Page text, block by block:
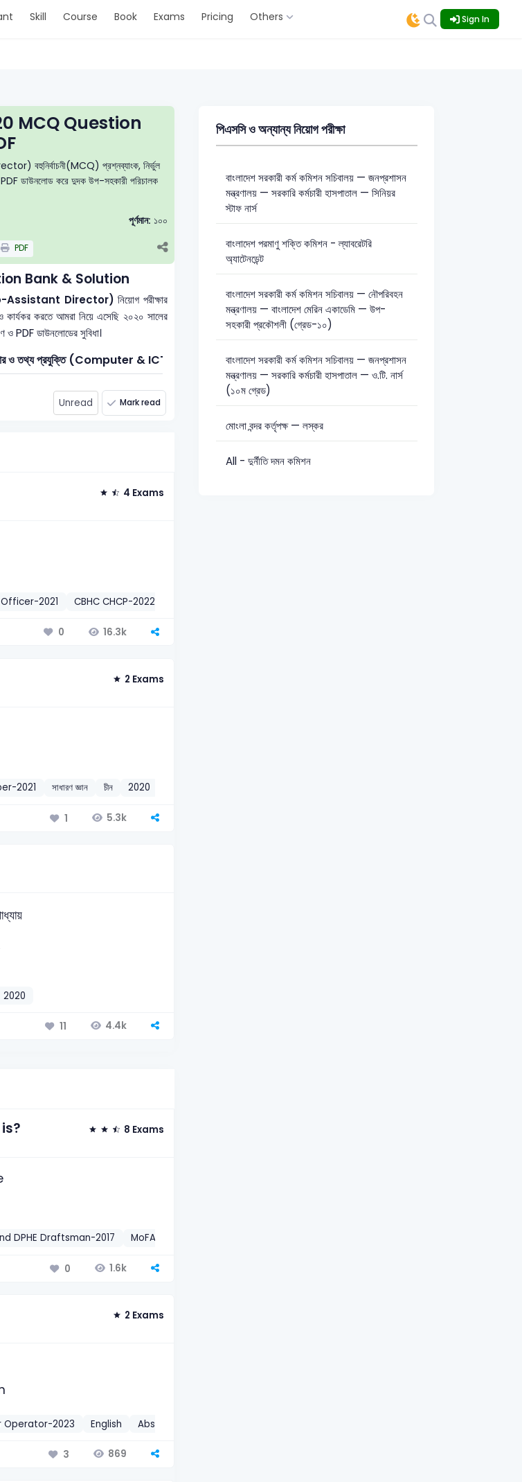
Skill Course Book Exams Pricing Others Sign In
MCQ Question
বহুনির্বাচনী(MCQ) প্রশ্নব্যাংক, নির্ভুল
PDF ডাউনলোড করে দুদক উপ-সহকারী পরিচালক
পূর্ণমান: ১০০
PDF
Bank & Solution
Sub-Assistant Director)নিয়োগ পরীক্ষার
করতে আমরা নিয়ে এসেছি ২০২০ সালের
ও PDF ডাউনলোডের সুবিধা।
কম্পিউটার ও তথ্য প্রযুক্তি (Computer & ICT): 5 সাধারণ জ্ঞান: 41 সাধারণ বিজ্ঞান: 3
Unread Mark read
4 Exams
2021 CBHC CHCP-2022
0 16.3k
2 Exams
2021 সাধারণ জ্ঞান চীন 2020
1 5.3k
2020
11 4.4k
8 Exams
DPHE Draftsman-2017 MoFA Personal Officer-2006
0 1.6k
2 Exams
Operator-2023 English Abstract Noun
3 869
পিএসসি ও অন্যান্য নিয়োগ পরীক্ষা
বাংলাদেশ সরকারী কর্ম কমিশন সচিবালয় — জনপ্রশাসন
মন্ত্রণালয় — সরকারি কর্মচারী হাসপাতাল — সিনিয়র
স্টাফ নার্স
বাংলাদেশ পরমাণু শক্তি কমিশন - ল্যাবরেটরি
অ্যাটেনডেন্ট
বাংলাদেশ সরকারী কর্ম কমিশন সচিবালয় — নৌপরিবহন
মন্ত্রণালয় — বাংলাদেশ মেরিন একাডেমি — উপ-
সহকারী প্রকৌশলী (গ্রেড-১০)
বাংলাদেশ সরকারী কর্ম কমিশন সচিবালয় — জনপ্রশাসন
মন্ত্রণালয় — সরকারি কর্মচারী হাসপাতাল — ও.টি. নার্স
(১০ম গ্রেড)
মোংলা বন্দর কর্তৃপক্ষ — লস্কর
All - দুর্নীতি দমন কমিশন